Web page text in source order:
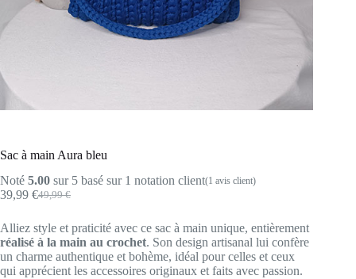
Sac à main Aura bleu
Noté 5.00 sur 5 basé sur 1 notation client(1 avis client)
49,99€
Le
initial
était :
49,99 €.
39,99 €Le
actuel
est :
39,99 €.
Alliez style et praticité avec ce sac à main unique, entièrement
réalisé à la main au crochet. Son design artisanal lui confère
un charme authentique et bohème, idéal pour celles et ceux
qui apprécient les accessoires originaux et faits avec passion.